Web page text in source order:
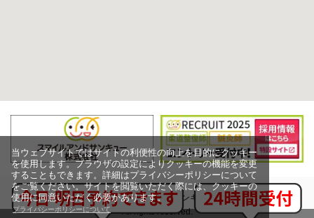
当ウェブサイトではサイトの利便性の向上を目的にクッキー
を使用します。ブラウザの設定によりクッキーの機能を変更
することもできます。詳細はプライバシーポリシーについて
をご覧ください。サイトを閲覧いただく際には、クッキーの
使用に同意いただく必要があります。
プライバシーポリシーについて
Copyright (c) スマイルアンドサンキュー株式会社,
All rights reserved.